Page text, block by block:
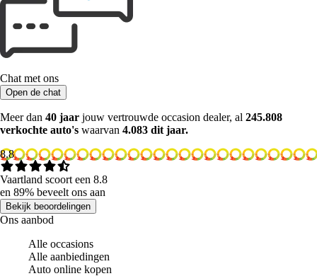
Chat met ons
Open de chat
Meer dan 40 jaar jouw vertrouwde occasion dealer, al 245.808
verkochte auto's waarvan 4.083 dit jaar.
8.8
Vaartland scoort een 8.8
en 89% beveelt ons aan
Bekijk beoordelingen
Ons aanbod
Alle occasions
Alle aanbiedingen
Auto online kopen